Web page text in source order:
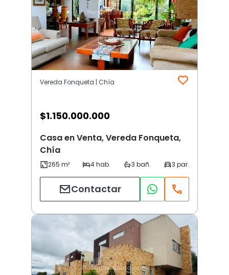
Vereda Fonqueta | Chía
$1.150.000.000
Casa en Venta, Vereda Fonqueta,
Chía
Contactar